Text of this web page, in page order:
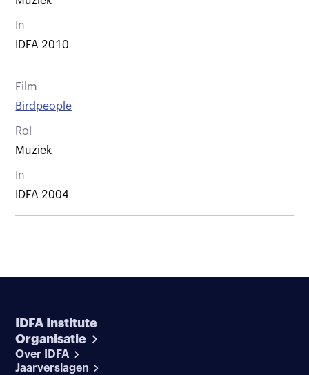
In
IDFA 2010
Film
Birdpeople
Rol
Muziek
In
IDFA 2004
IDFA Institute
Organisatie
Over IDFA
Jaarverslagen